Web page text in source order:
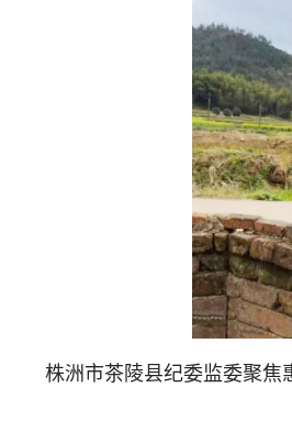
株洲市茶陵县纪委监委聚焦